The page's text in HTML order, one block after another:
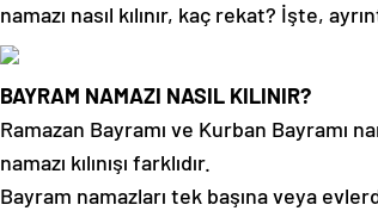
namazı nasıl kılınır, kaç rekat? İşte,
BAYRAM NAMAZI NASIL KILINIR?
Ramazan Bayramı ve Kurban Bayramı
namazı kılınışı farklıdır.
Bayram namazları tek başına veya